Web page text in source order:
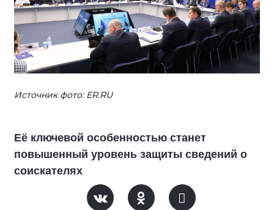
Источник фото: ER.RU
Её ключевой особенностью станет
повышенный уровень защиты сведений о
соискателях